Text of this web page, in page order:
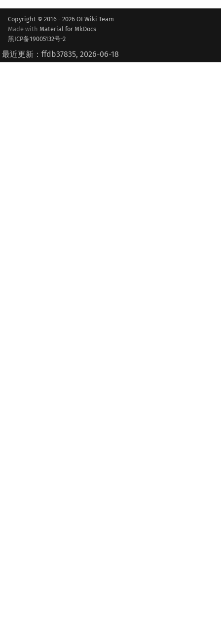
Copyright © 2016 - 2026 OI Wiki Team
Made with Material for MkDocs
黑ICP备19005132号-2
最近更新：ffdb37835, 2026-06-18